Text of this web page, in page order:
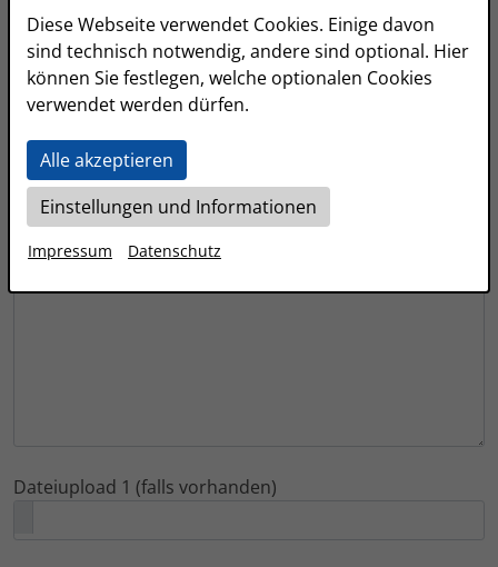
Geburtsdatum
Waren Sie schon in Kontakt mit uns?*
weitere Bemerkungen (Freitextfeld)
Dateiupload 1 (falls vorhanden)
Diese Webseite verwendet Cookies. Einige davon
sind technisch notwendig, andere sind optional. Hier
können Sie festlegen, welche optionalen Cookies
verwendet werden dürfen.
Alle akzeptieren
Einstellungen und Informationen
Impressum Datenschutz